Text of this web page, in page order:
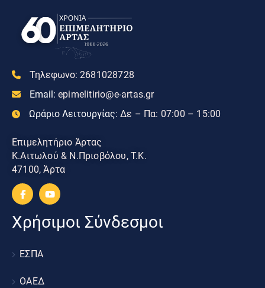
Τηλεφωνο: 2681028728
Email: epimelitirio@e-artas.gr
Ωράριο Λειτουργίας: Δε – Πα: 07:00 – 15:00
Επιμελητήριο Άρτας
Κ.Αιτωλού & Ν.Πριοβόλου, Τ.Κ.
47100, Άρτα
Χρήσιμοι Σύνδεσμοι
ΕΣΠΑ
ΟΑΕΔ